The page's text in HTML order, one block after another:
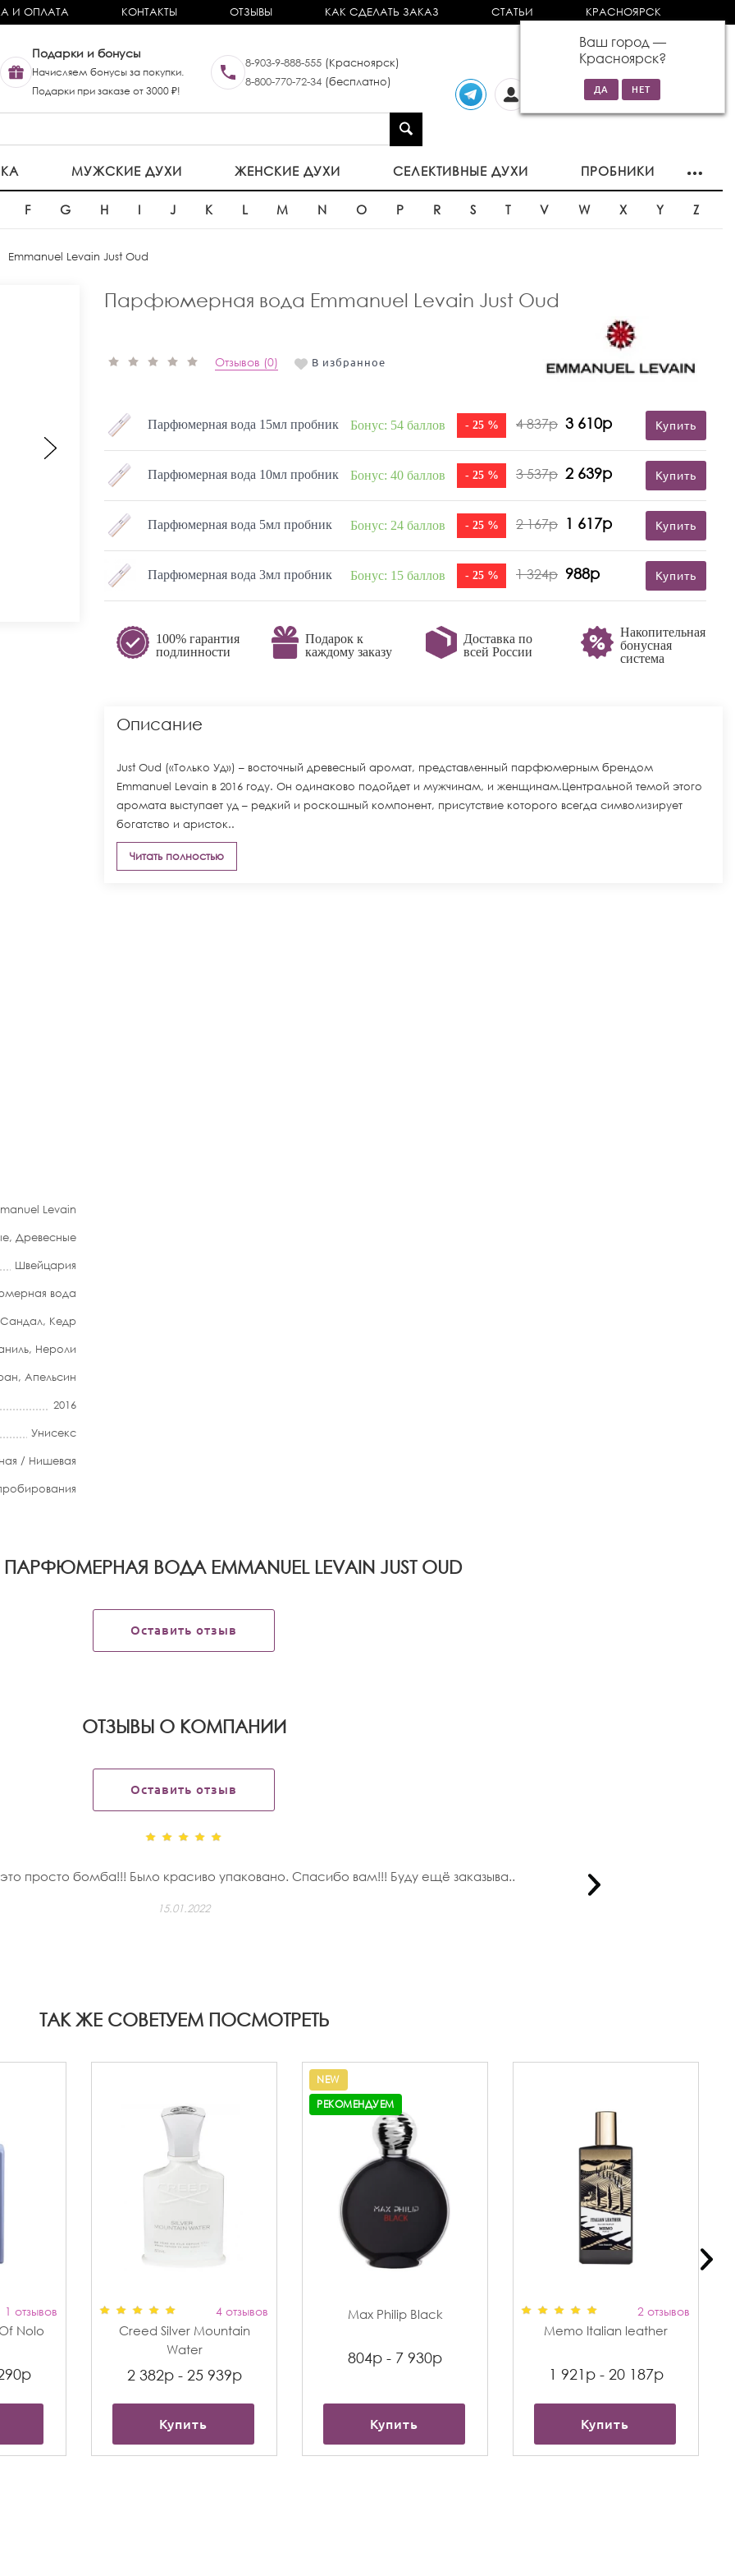
И ОПЛАТА КОНТАКТЫ ОТЗЫВЫ КАК СДЕЛАТЬ ЗАКАЗ СТАТЬИ КРАСНОЯРСК
Ваш город —
Красноярск?
Подарки и бонусы
Начисляем бонусы за покупки.
Подарки при заказе от 3000 ₽!
8-903-9-888-555 (Красноярск)
8-800-770-72-34 (бесплатно)
0 товаров
на сумму 0р
МУЖСКИЕ ДУХИ ЖЕНСКИЕ ДУХИ СЕЛЕКТИВНЫЕ ДУХИ ПРОБНИКИ
F G H I J K L M N O P R S T V W X Y Z
Emmanuel Levain Just Oud
Levain
, Древесные
Швейцария
вода
Сандал, Кедр
, Нероли
, Апельсин
2016
Унисекс
/ Нишевая
Парфюмерная вода Emmanuel Levain Just Oud
Отзывов (0) В избранное
Парфюмерная вода 15мл пробник Бонус: 54 баллов - 25 % 4 837р 3 610р Купить
Парфюмерная вода 10мл пробник Бонус: 40 баллов - 25 % 3 537р 2 639р Купить
Парфюмерная вода 5мл пробник Бонус: 24 баллов - 25 % 2 167р 1 617р Купить
Парфюмерная вода 3мл пробник Бонус: 15 баллов - 25 % 1 324р 988р Купить
100% гарантия
подлинности
Подарок к
каждому заказу
Доставка по
всей России
Накопительная
бонусная
система
Описание
Just Oud («Только Уд») – восточный древесный аромат, представленный парфюмерным брендом
Emmanuel Levain в 2016 году. Он одинаково подойдет и мужчинам, и женщинам.Центральной темой этого
аромата выступает уд – редкий и роскошный компонент, присутствие которого всегда символизирует
богатство и аристок..
Читать полностью
ВОДА EMMANUEL LEVAIN JUST OUD
Оставить отзыв
OТЗЫВЫ О КОМПАНИИ
Оставить отзыв
просто бомба!!! Было красиво упаковано. Спасибо вам!!! Буду ещё заказыва..
15.01.2022
ТАК ЖЕ СОВЕТУЕМ ПОСМОТРЕТЬ
1 отзывов
Nolo
4 отзывов
Creed Silver Mountain
Water
2 382р - 25 939р
Купить
NEW
РЕКОМЕНДУЕМ
Max Philip Black
804р - 7 930р
Купить
2 отзывов
Memo Italian leather
1 921р - 20 187р
Купить